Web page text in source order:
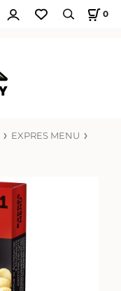
0
EXPRES MENU